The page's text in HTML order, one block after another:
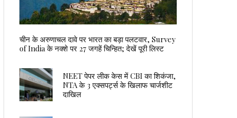
चीन के अरुणाचल दावे पर भारत का बड़ा पलटवार, Survey
of India के नक्शे पर 27 जगहें चिन्हित; देखें पूरी लिस्ट
NEET पेपर लीक केस में CBI का शिकंजा,
NTA के 3 एक्सपर्ट्स के खिलाफ चार्जशीट
दाखिल